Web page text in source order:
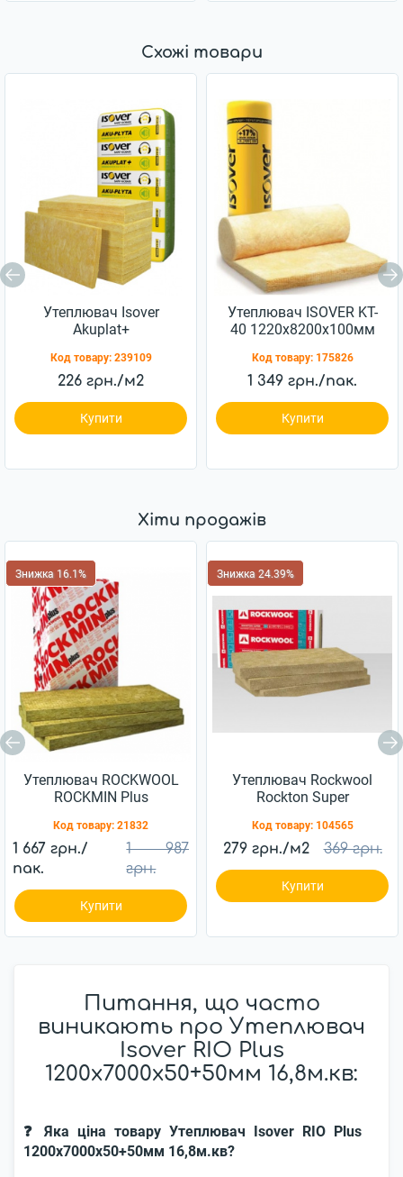
Схожі товари
Утеплювач Isover
Akuplat+
7,2м.кв
Код товару: 239109
226 грн./м2
Купити
Утеплювач ISOVER KT-
40 1220x8200х100мм
Код товару: 175826
1 349 грн./пак.
Купити
Хіти продажів
Знижка 16.1%
Утеплювач ROCKWOOL
ROCKMIN Plus
кг/м3
Код товару: 21832
1 667 грн./
пак.
1 987
грн.
Купити
Знижка 24.39%
Утеплювач Rockwool
Rockton Super
м3 (127430)
Код товару: 104565
279 грн./м2 369 грн.
Купити
Питання, що часто
виникають про Утеплювач
Isover RIO Plus
1200x7000x50+50мм 16,8м.кв:
❓ Яка ціна товару Утеплювач Isover RIO Plus
1200x7000x50+50мм 16,8м.кв?